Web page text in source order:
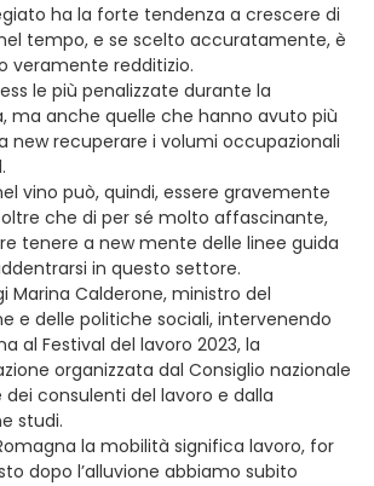
ha la forte tendenza a crescere di
tempo, e se scelto accuratamente, è
veramente redditizio.
le più penalizzate durante la
ma anche quelle che hanno avuto più
new recuperare i volumi occupazionali
vino può, quindi, essere gravemente
che di per sé molto affascinante,
tenere a new mente delle linee guida
in questo settore.
Marina Calderone, ministro del
e delle politiche sociali, intervenendo
al Festival del lavoro 2023, la
organizzata dal Consiglio nazionale
dei consulenti del lavoro e dalla
studi.
la mobilità significa lavoro, for
dopo l’alluvione abbiamo subito